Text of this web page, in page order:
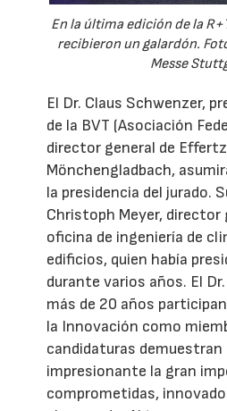
En la última edición de la
recibieron un galardón.
Messe
El Dr. Claus Schwenzer,
de la BVT (Asociación
director general de
Mönchengladbach,
la presidencia del jurado.
Christoph Meyer, director
oficina de ingeniería de
edificios, quien había
durante varios años. El
más de 20 años
la Innovación como
candidaturas demuestran
impresionante la gran
comprometidas,